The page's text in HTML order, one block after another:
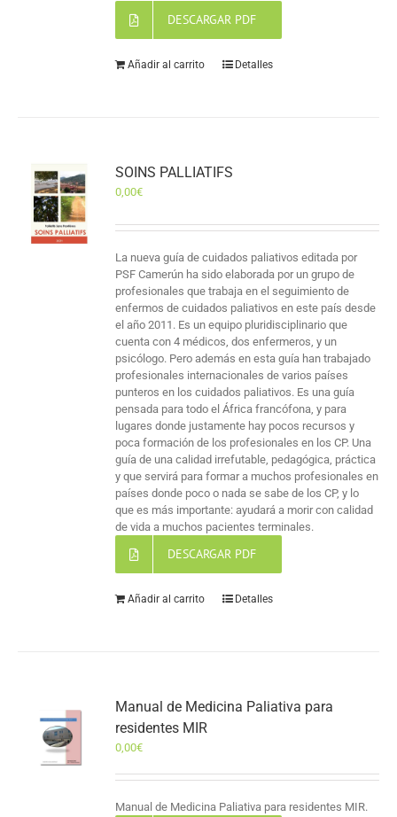
DESCARGAR PDF
Añadir al carrito Detalles
SOINS PALLIATIFS
0,00€
La nueva guía de cuidados paliativos editada por
PSF Camerún ha sido elaborada por un grupo de
profesionales que trabaja en el seguimiento de
enfermos de cuidados paliativos en este país desde
el año 2011. Es un equipo pluridisciplinario que
cuenta con 4 médicos, dos enfermeros, y un
psicólogo. Pero además en esta guía han trabajado
profesionales internacionales de varios países
punteros en los cuidados paliativos. Es una guía
pensada para todo el África francófona, y para
lugares donde justamente hay pocos recursos y
poca formación de los profesionales en los CP. Una
guía de una calidad irrefutable, pedagógica, práctica
y que servirá para formar a muchos profesionales en
países donde poco o nada se sabe de los CP, y lo
que es más importante: ayudará a morir con calidad
de vida a muchos pacientes terminales.
DESCARGAR PDF
Añadir al carrito Detalles
Manual de Medicina Paliativa para
residentes MIR
0,00€
Manual de Medicina Paliativa para residentes MIR.